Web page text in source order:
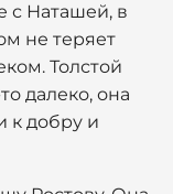
с Наташей, в
не теряет
Толстой
далеко, она
к добру и